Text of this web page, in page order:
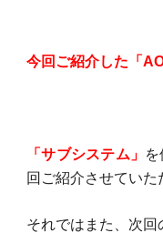
今回ご紹介した「
「サブシステム」
回ご紹介させていた
それではまた、次回